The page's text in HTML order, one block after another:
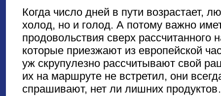
Когда число дней в пути возрастает,
холод, но и голод. А потому важно
продовольствия сверх рассчитанного
которые приезжают из европейской
уж скрупулезно рассчитывают свой
их на маршруте не встретил, они
спрашивают, нет ли лишних